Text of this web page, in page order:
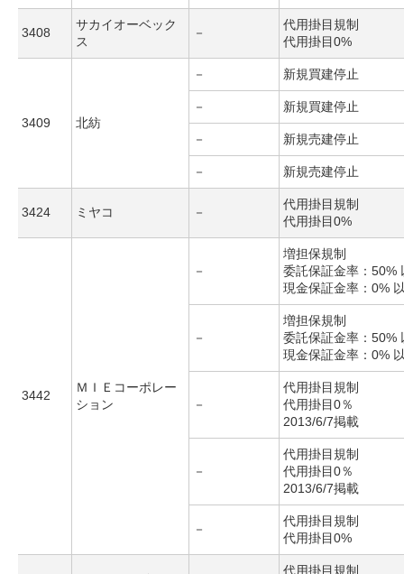
3408
サカイオーベック
ス
－
代用掛目規制
代用掛目0%
3409 北紡
－ 新規買建停止
－ 新規買建停止
－ 新規売建停止
－ 新規売建停止
3424 ミヤコ －
代用掛目規制
代用掛目0%
3442
ＭＩＥコーポレー
ション
－
増担保規制
委託保証金率：50%
現金保証金率：0%
－
増担保規制
委託保証金率：50%
現金保証金率：0%
－
代用掛目規制
代用掛目0％
2013/6/7掲載
－
代用掛目規制
代用掛目0％
2013/6/7掲載
－
代用掛目規制
代用掛目0%
代用掛目規制